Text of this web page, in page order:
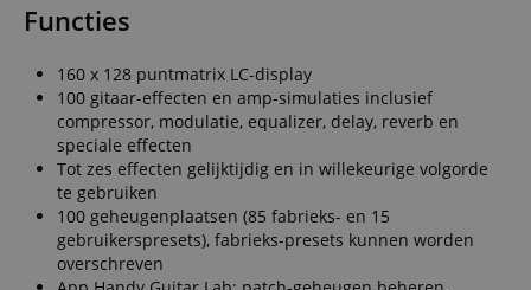
Functies
160 x 128 puntmatrix LC-display
100 gitaar-effecten en amp-simulaties inclusief
compressor, modulatie, equalizer, delay, reverb en
speciale effecten
Tot zes effecten gelijktijdig en in willekeurige volgorde
te gebruiken
100 geheugenplaatsen (85 fabrieks- en 15
gebruikerspresets), fabrieks-presets kunnen worden
overschreven